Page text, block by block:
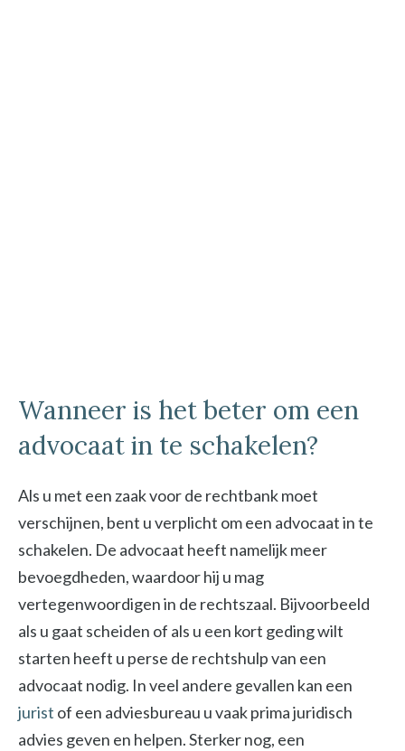
Wanneer is het beter om een
advocaat in te schakelen?
Als u met een zaak voor de rechtbank moet
verschijnen, bent u verplicht om een advocaat in te
schakelen. De advocaat heeft namelijk meer
bevoegdheden, waardoor hij u mag
vertegenwoordigen in de rechtszaal. Bijvoorbeeld
als u gaat scheiden of als u een kort geding wilt
starten heeft u perse de rechtshulp van een
advocaat nodig. In veel andere gevallen kan een
jurist of een adviesbureau u vaak prima juridisch
advies geven en helpen. Sterker nog, een